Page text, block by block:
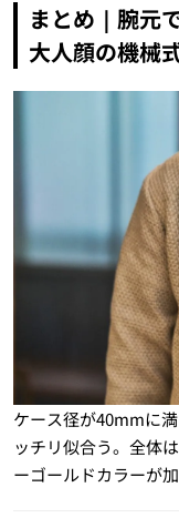
まとめ｜腕元
大人顔の機械
ケース径が40mmに
ッチリ似合う。全体
ーゴールドカラーが